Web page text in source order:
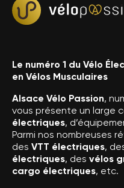
Le numéro 1 du Vélo
en Vélos Musculaires
Alsace Vélo Passion,
vous présente un large
électriques,
Parmi nos nombreuses
des VTT électriques,
électriques, des vélos
cargo électriques, etc.